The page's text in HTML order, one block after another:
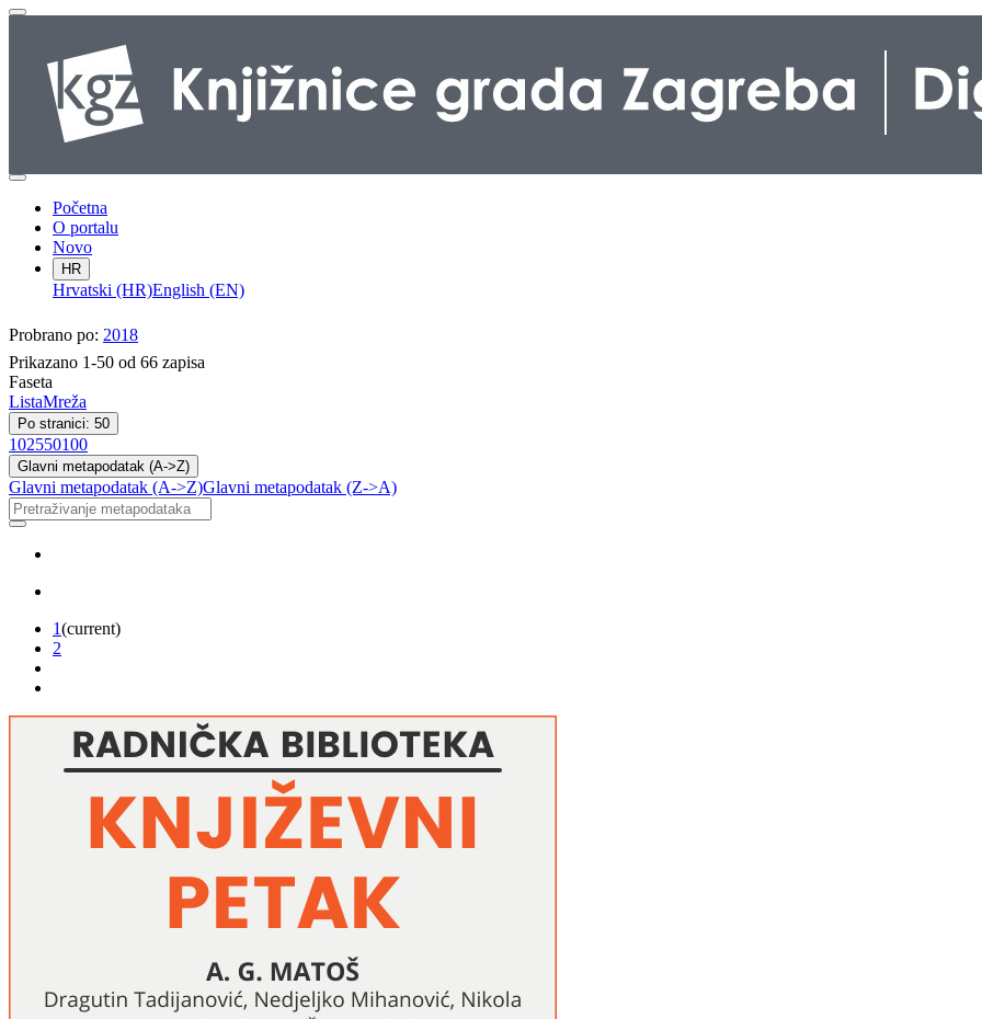
Početna
O portalu
Novo
HR
Hrvatski (HR)English (EN)
Probrano po: 2018
Prikazano 1-50 od 66 zapisa
Faseta
ListaMreža
Po stranici: 50
102550100
Glavni metapodatak (A->Z)
Glavni metapodatak (A->Z)Glavni metapodatak (Z->A)
1(current)
2